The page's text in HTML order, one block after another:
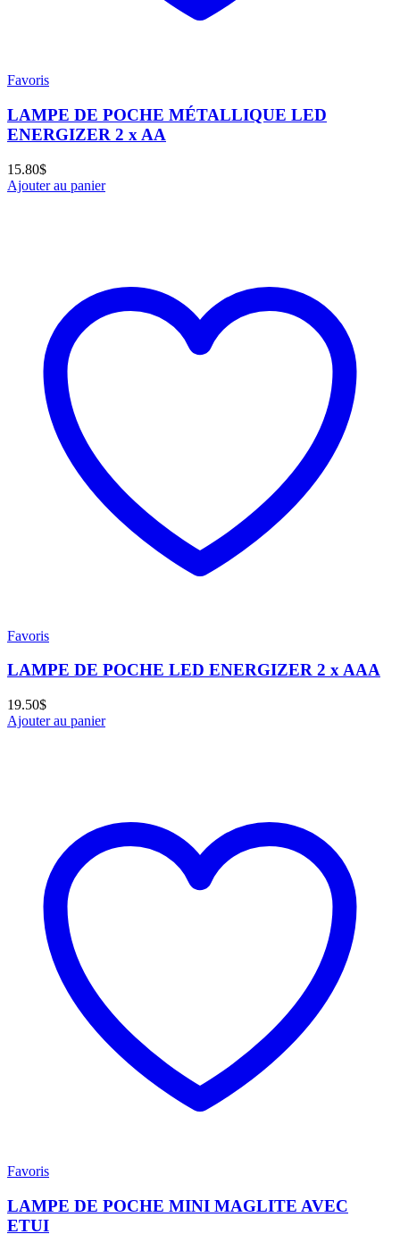
Favoris
LAMPE DE POCHE MÉTALLIQUE LED
ENERGIZER 2 x AA
15.80$
Ajouter au panier
Favoris
LAMPE DE POCHE LED ENERGIZER 2 x AAA
19.50$
Ajouter au panier
Favoris
LAMPE DE POCHE MINI MAGLITE AVEC
ETUI